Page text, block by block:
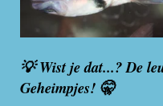
💡 Wist je dat...? De
Geheimpjes! 🤫